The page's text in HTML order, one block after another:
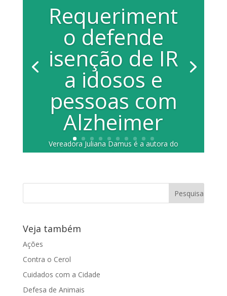
Requeriment
o defende
isenção de IR
a idosos e
pessoas com
Alzheimer
Vereadora Juliana Damus é a autora do
documento Lei de 1988 assegura
Veja também
Ações
Contra o Cerol
Cuidados com a Cidade
Defesa de Animais